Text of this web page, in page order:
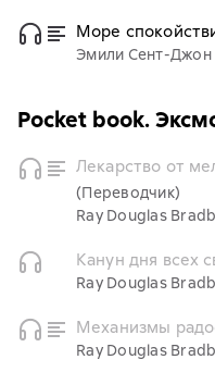
Море
Эмили Сент-Джон
Pocket book.
Лекарство от
(Переводчик)
Ray Douglas
Канун дня всех
Ray Douglas
Механизмы
Ray Douglas